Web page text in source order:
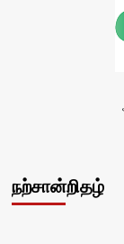
நற்சான்றிதழ்